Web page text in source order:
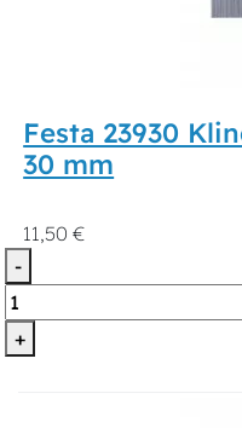
Festa 23930
30 mm
11,50 €
-
+